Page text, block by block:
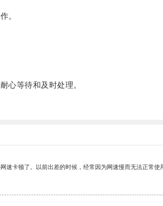
。
等待和及时处理。
卡顿了。以前出差的时候，经常因为网速慢而无法正常使